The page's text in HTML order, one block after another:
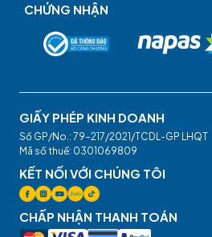
CHỨNG NHẬN
GIẤY PHÉP KINH DOANH
Số GP/No.: 79-217/2021/TCDL-GP LHQT
Mã số thuế: 0301069809
KẾT NỐI VỚI CHÚNG TÔI
CHẤP NHẬN THANH TOÁN